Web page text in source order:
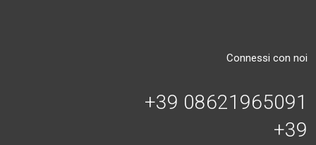
Connessi con noi
+39 08621965091
+39